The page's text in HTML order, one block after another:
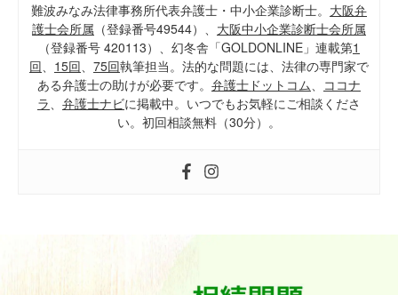
難波みなみ法律事務所代表弁護士・中小企業診断士。 大阪弁
護士会所属 （登録番号49544）、 大阪中小企業診断士会所属
（登録番号 420113）、幻冬舎「GOLDONLINE」連載第1
回、 15回、 75回執筆担当。法的な問題には、法律の専門家で
ある弁護士の助けが必要です。 弁護士ドットコム、 ココナ
ラ、 弁護士ナビに掲載中。いつでもお気軽にご相談くださ
い。初回相談無料（30分）。